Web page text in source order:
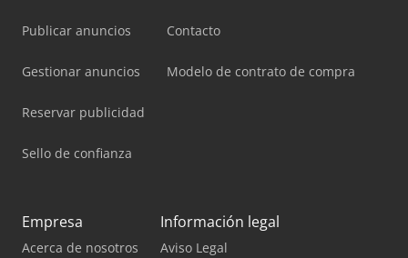
Publicar anuncios
Gestionar anuncios
Reservar publicidad
Sello de confianza
Contacto
Modelo de contrato de compra
Empresa
Acerca de nosotros
Información legal
Aviso Legal